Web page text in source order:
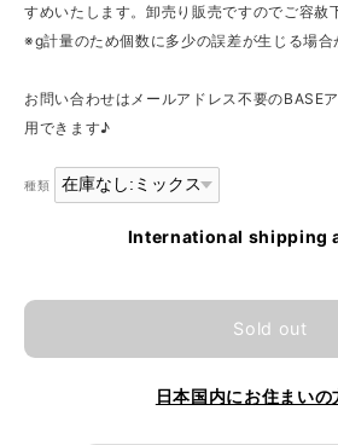
すめいたします。卸売り販売ですのでご容赦
※g計量のため個数に多少の誤差が生じる場合
お問い合わせはメールアドレス不要のBASE
用できます♪
種類
International shipping
Sold out
日本国内にお住まいの